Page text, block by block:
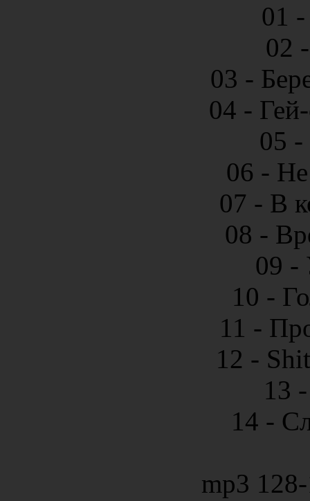
01
02
03 -
04 -
05 -
06 -
07 - В
08 -
09 -
10 -
11 -
12 -
13
14 -
mp3